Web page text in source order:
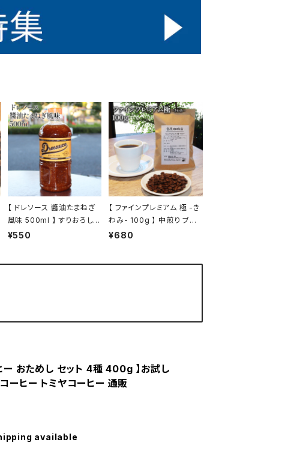
【 ドレソース 醬油たまねぎ
風味 500ml 】 すりおろし
玉ねぎ サラダ 肉料理 ドレッ
¥550
【 ファインプレミアム 極 -き
わみ- 100g 】 中煎り ブレ
ンド ブラジル エチオピア他
¥680
ー おためし セット 4種 400g 】お試し
ーヒー トミヤコーヒー 通販
available